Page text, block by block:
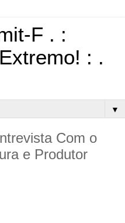
F . :
: .
▼
Com o
e Produtor